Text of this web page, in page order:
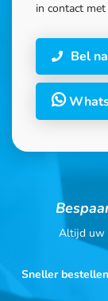
in contact
Bel
Altijd uw
Sneller bestellen